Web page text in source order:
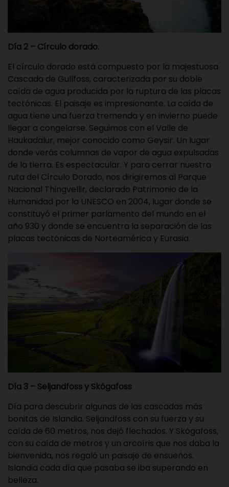
Día 2 – Círculo dorado.
El círculo dorado está compuesto por la majestuosa
Cascada de Gullfoss, caracterizada por su doble
caída de agua producida por la ruptura de las placas
tectónicas. El paisaje es impresionante. La caída de
agua tiene una fuerza tremenda y en invierno puede
llegar a congelarse. Seguimos con el Valle de
Haukadalur, mejor conocido como Geysir. Un lugar
donde verás columnas de vapor de agua expulsadas
de la tierra. Es espectacular. Y para cerrar nuestra
ruta del Círculo Dorado, nos dirigiremos al Parque
Nacional Thingvellir, declarado Patrimonio de la
Humanidad por la UNESCO en 2004, lugar donde se
constituyó el primer parlamento del mundo en el
año 930 y donde se encuentra la separación de las
placas tectónicas de Norteamérica y Eurasia.
Día 3 – Seljandfoss y Skógafoss
Día para descubrir algunas de las cascadas más
bonitas de Islandia. Seljandfoss con su fuerza y su
caída de 60 metros, nos dejó flechados. Y Skógafoss,
con su caída de metros y un arcoíris que nos daba la
bienvenida, nos regaló un paisaje de ensueños.
Islandia cada día que pasaba se iba superando en
belleza.